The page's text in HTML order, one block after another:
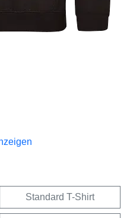
Standard T-Shirt